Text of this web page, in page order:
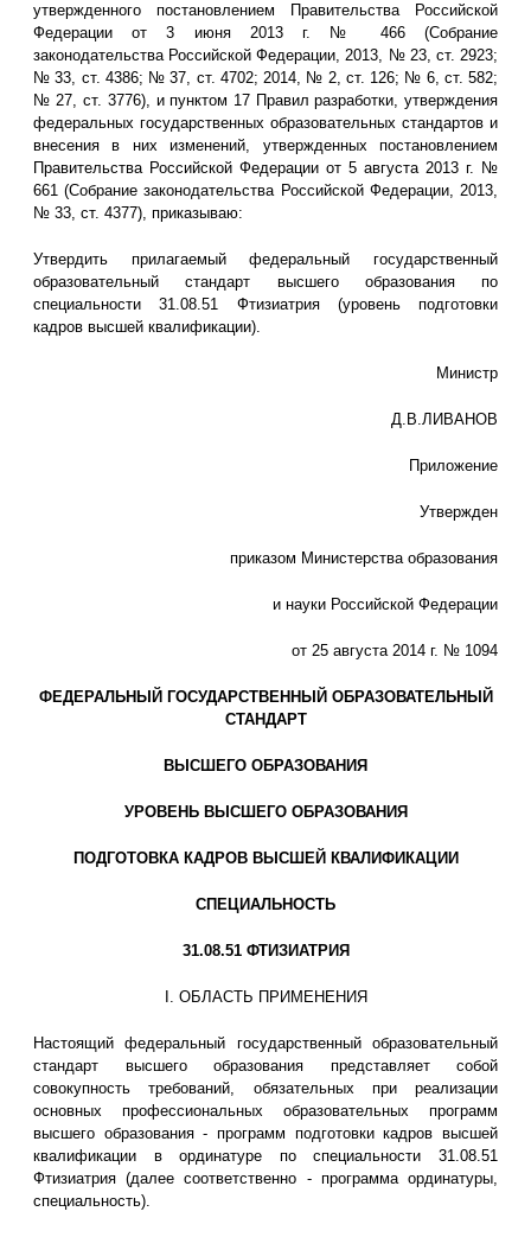
утвержденного постановлением Правительства Российской
Федерации от 3 июня 2013 г. № 466 (Собрание
законодательства Российской Федерации, 2013, № 23, ст. 2923;
№ 33, ст. 4386; № 37, ст. 4702; 2014, № 2, ст. 126; № 6, ст. 582;
№ 27, ст. 3776), и пунктом 17 Правил разработки, утверждения
федеральных государственных образовательных стандартов и
внесения в них изменений, утвержденных постановлением
Правительства Российской Федерации от 5 августа 2013 г. №
661 (Собрание законодательства Российской Федерации, 2013,
№ 33, ст. 4377), приказываю:
Утвердить прилагаемый федеральный государственный
образовательный стандарт высшего образования по
специальности 31.08.51 Фтизиатрия (уровень подготовки
кадров высшей квалификации).
Министр
Д.В.ЛИВАНОВ
Приложение
Утвержден
приказом Министерства образования
и науки Российской Федерации
от 25 августа 2014 г. № 1094
ФЕДЕРАЛЬНЫЙ ГОСУДАРСТВЕННЫЙ ОБРАЗОВАТЕЛЬНЫЙ
СТАНДАРТ
ВЫСШЕГО ОБРАЗОВАНИЯ
УРОВЕНЬ ВЫСШЕГО ОБРАЗОВАНИЯ
ПОДГОТОВКА КАДРОВ ВЫСШЕЙ КВАЛИФИКАЦИИ
СПЕЦИАЛЬНОСТЬ
31.08.51 ФТИЗИАТРИЯ
I. ОБЛАСТЬ ПРИМЕНЕНИЯ
Настоящий федеральный государственный образовательный
стандарт высшего образования представляет собой
совокупность требований, обязательных при реализации
основных профессиональных образовательных программ
высшего образования - программ подготовки кадров высшей
квалификации в ординатуре по специальности 31.08.51
Фтизиатрия (далее соответственно - программа ординатуры,
специальность).